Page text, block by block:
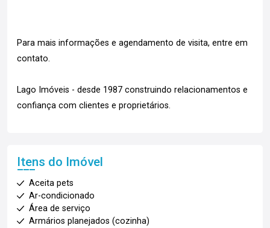
Para mais informações e agendamento de visita, entre em
contato.
Lago Imóveis - desde 1987 construindo relacionamentos e
confiança com clientes e proprietários.
Itens do Imóvel
Aceita pets
Ar-condicionado
Área de serviço
Armários planejados (cozinha)